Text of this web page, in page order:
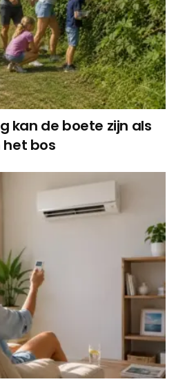
kan de boete zijn als
bos